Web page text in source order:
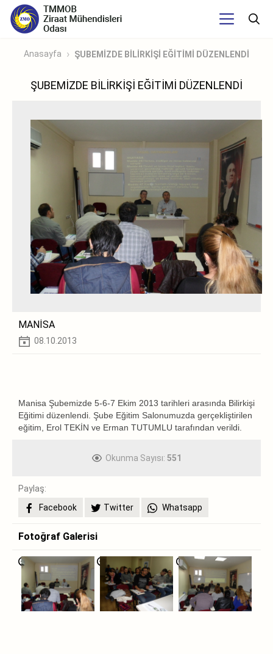
Anasayfa ŞUBEMİZDE BİLİRKİŞİ EĞİTİMİ DÜZENLENDİ
ŞUBEMİZDE BİLİRKİŞİ EĞİTİMİ DÜZENLENDİ
MANİSA
08.10.2013
Manisa Şubemizde 5-6-7 Ekim 2013 tarihleri arasında Bilirkişi
Eğitimi düzenlendi. Şube Eğitim Salonumuzda gerçekliştirilen
eğitim, Erol TEKİN ve Erman TUTUMLU tarafından verildi.
Okunma Sayısı: 551
Paylaş:
Facebook
Twitter Whatsapp
Fotoğraf Galerisi